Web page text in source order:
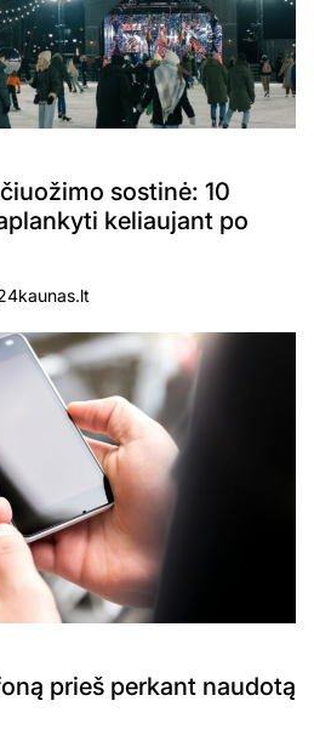
sostinė: 10
keliaujant po
prieš perkant naudotą